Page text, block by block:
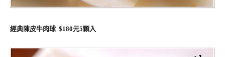
經典陳皮牛肉球 $180元5顆入